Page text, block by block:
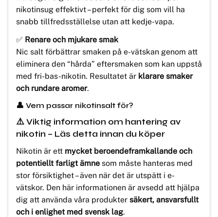
nikotinsug effektivt – perfekt för dig som vill ha
snabb tillfredsställelse utan att kedje-vapa.
✅ Renare och mjukare smak
Nic salt förbättrar smaken på e-vätskan genom att
eliminera den “hårda” eftersmaken som kan uppstå
med fri-bas-nikotin. Resultatet är klarare smaker
och rundare aromer.
👤 Vem passar nikotinsalt för?
⚠️ Viktig information om hantering av
nikotin – Läs detta innan du köper
Nikotin är ett mycket beroendeframkallande och
potentiellt farligt ämne som måste hanteras med
stor försiktighet – även när det är utspätt i e-
vätskor. Den här informationen är avsedd att hjälpa
dig att använda våra produkter säkert, ansvarsfullt
och i enlighet med svensk lag.